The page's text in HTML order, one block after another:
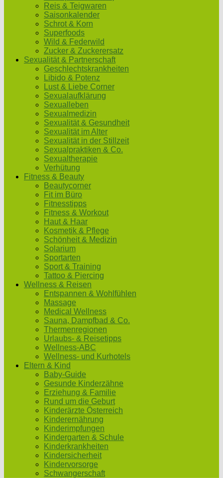
Reis & Teigwaren
Saisonkalender
Schrot & Korn
Superfoods
Wild & Federwild
Zucker & Zuckerersatz
Sexualität & Partnerschaft
Geschlechtskrankheiten
Libido & Potenz
Lust & Liebe Corner
Sexualaufklärung
Sexualleben
Sexualmedizin
Sexualität & Gesundheit
Sexualität im Alter
Sexualität in der Stillzeit
Sexualpraktiken & Co.
Sexualtherapie
Verhütung
Fitness & Beauty
Beautycorner
Fit im Büro
Fitnesstipps
Fitness & Workout
Haut & Haar
Kosmetik & Pflege
Schönheit & Medizin
Solarium
Sportarten
Sport & Training
Tattoo & Piercing
Wellness & Reisen
Entspannen & Wohlfühlen
Massage
Medical Wellness
Sauna, Dampfbad & Co.
Thermenregionen
Urlaubs- & Reisetipps
Wellness-ABC
Wellness- und Kurhotels
Eltern & Kind
Baby-Guide
Gesunde Kinderzähne
Erziehung & Familie
Rund um die Geburt
Kinderärzte Österreich
Kinderernährung
Kinderimpfungen
Kindergarten & Schule
Kinderkrankheiten
Kindersicherheit
Kindervorsorge
Schwangerschaft